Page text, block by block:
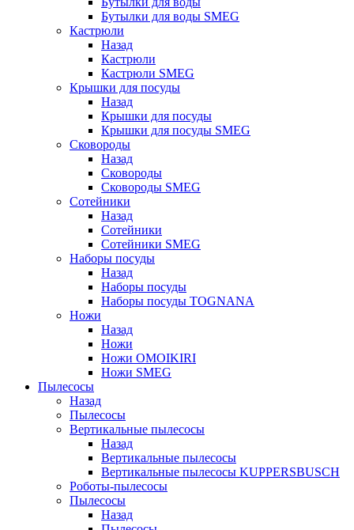
Бутылки для воды SMEG
Кастрюли
Назад
Кастрюли
Кастрюли SMEG
Крышки для посуды
Назад
Крышки для посуды
Крышки для посуды SMEG
Сковороды
Назад
Сковороды
Сковороды SMEG
Сотейники
Назад
Сотейники
Сотейники SMEG
Наборы посуды
Назад
Наборы посуды
Наборы посуды TOGNANA
Ножи
Назад
Ножи
Ножи OMOIKIRI
Ножи SMEG
Пылесосы
Назад
Пылесосы
Вертикальные пылесосы
Назад
Вертикальные пылесосы
Вертикальные пылесосы KUPPERSBUSCH
Роботы-пылесосы
Пылесосы
Назад